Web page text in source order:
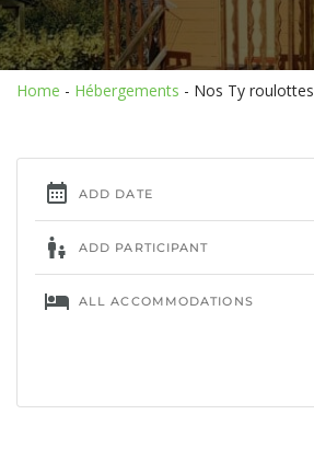
Home - Hébergements - Nos Ty roulottes